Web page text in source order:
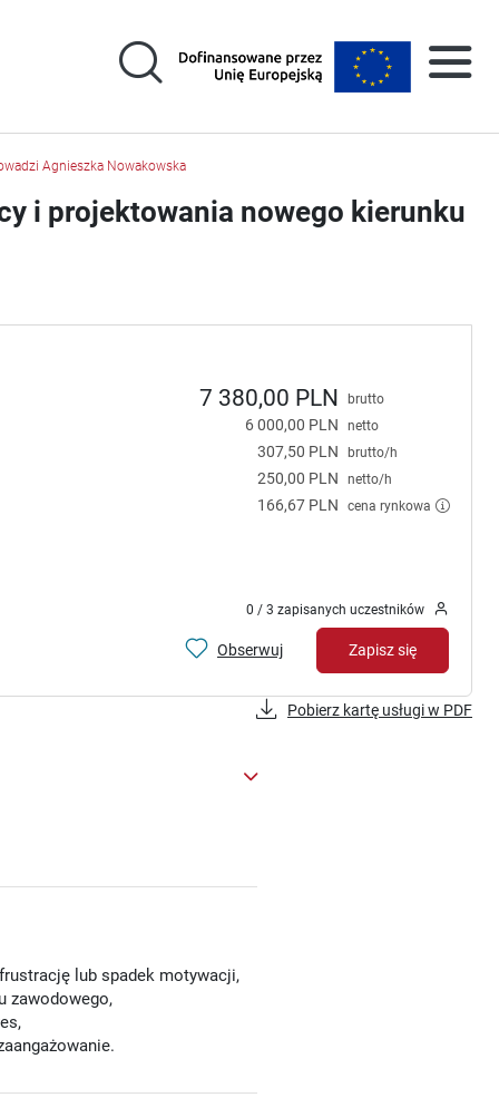
Agnieszka Nowakowska
i projektowania nowego kierunku
7 380,00 PLN brutto
6 000,00 PLN netto
307,50 PLN brutto/h
250,00 PLN netto/h
166,67 PLN cena rynkowa
0 / 3 zapisanych uczestników
Obserwuj Zapisz się
Pobierz kartę usługi w PDF
lub spadek motywacji,
zawodowego,